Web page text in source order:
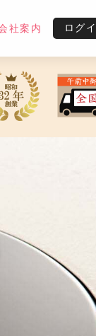
社案内 ログ